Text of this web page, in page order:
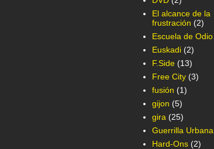
El alcance de la
frustración (2)
Escuela de Odio
Euskadi (2)
F.Side (13)
Free City (3)
fusión (1)
gijon (5)
gira (25)
Guerrilla Urbana
Hard-Ons (2)